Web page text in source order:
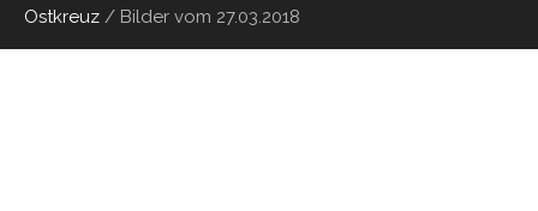
Ostkreuz / Bilder vom 27.03.2018